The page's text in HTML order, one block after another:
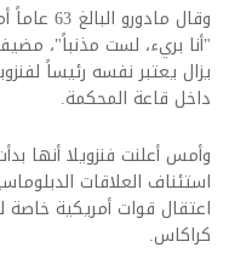
وقال
"أنا بريء، لست مذنباً"،
يزال يعتبر نفسه رئيساً
داخل قاعة المحكمة.
وأمس أعلنت فنزويلا أنها
استئناف العلاقات
اعتقال قوات أمريكية
كراكاس.